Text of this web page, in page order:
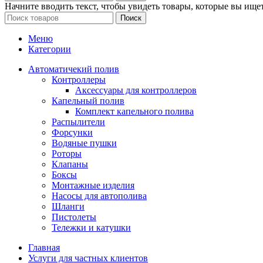
Начните вводить текст, чтобы увидеть товары, которые вы
Поиск
Меню
Категории
Автоматичекий полив
Контроллеры
Аксессуары для контроллеров
Капельный полив
Комплект капельного полива
Распылители
Форсунки
Водяные пушки
Роторы
Клапаны
Боксы
Монтажные изделия
Насосы для автополива
Шланги
Пистолеты
Тележки и катушки
Главная
Услуги для частных клиентов